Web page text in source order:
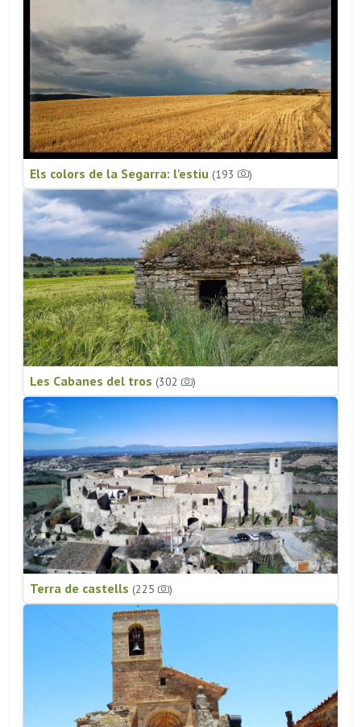
Els colors de la Segarra: l'estiu (193 )
Les Cabanes del tros (302 )
Terra de castells (225 )